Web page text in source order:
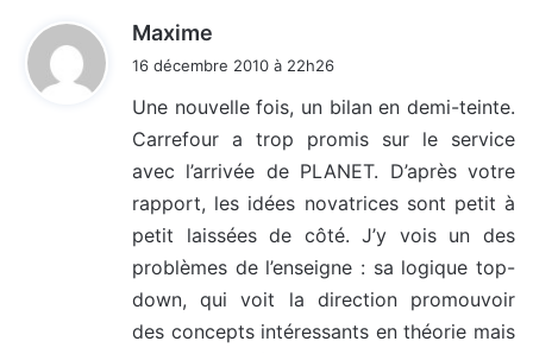
Maxime
:
16 décembre 2010 à 22h26
Une nouvelle fois, un bilan en demi-teinte.
Carrefour a trop promis sur le service
avec l’arrivée de PLANET. D’après votre
rapport, les idées novatrices sont petit à
petit laissées de côté. J’y vois un des
problèmes de l’enseigne : sa logique top-
down, qui voit la direction promouvoir
des concepts intéressants en théorie mais